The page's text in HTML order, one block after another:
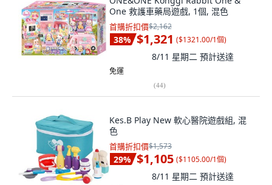
One 救護車藥局遊戲, 1個, 混色
首購折扣價$2,162
38% $1,321 ($1321.00/1個)
8/11 星期二 預計送達
免運
(44)
Kes.B Play New 軟心醫院遊戲組, 混
色
首購折扣價$1,573
29% $1,105 ($1105.00/1個)
8/11 星期二 預計送達